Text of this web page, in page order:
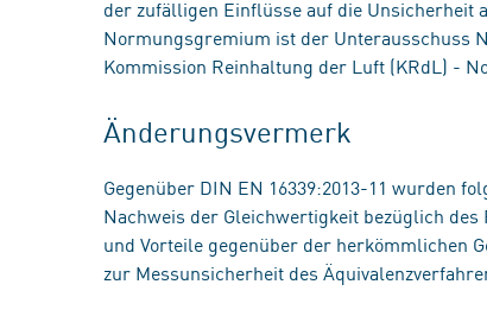
der zufälligen Einflüsse auf die Unsicherheit
Normungsgremium ist der Unterausschuss
Kommission Reinhaltung der Luft (KRdL) -
Änderungsvermerk
Gegenüber DIN EN 16339:2013-11 wurden
Nachweis der Gleichwertigkeit bezüglich
und Vorteile gegenüber der herkömmlichen
zur Messunsicherheit des